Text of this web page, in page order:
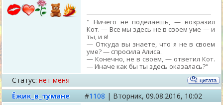
" Ничего не поделаешь, — возразил
Кот. — Все мы здесь не в своем уме — и
ты, и я!
— Откуда вы знаете, что я не в своем
уме? — спросила Алиса.
— Конечно, не в своем, — ответил Кот.
— Иначе как бы ты здесь оказалась?"
Статус: нет меня
Ёжик_в_тумане
#1108 | Вторник, 09.08.2016, 10:02